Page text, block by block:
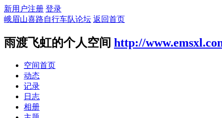
新用户注册 登录
峨眉山喜路自行车队论坛 返回首页
雨渡飞虹的个人空间 http://
空间首页
动态
记录
日志
相册